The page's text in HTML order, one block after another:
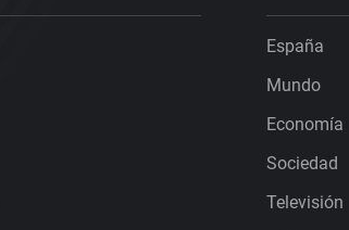
España
Mundo
Economía
Sociedad
Televisión